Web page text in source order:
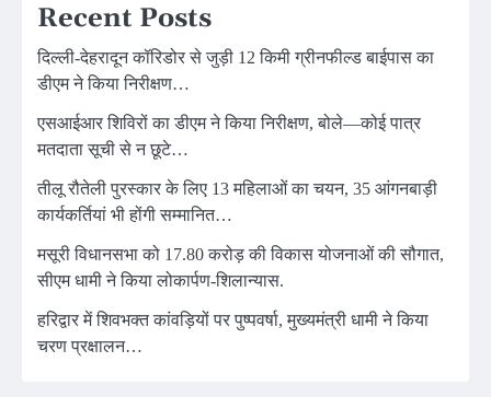
Recent Posts
दिल्ली-देहरादून कॉरिडोर से जुड़ी 12 किमी ग्रीनफील्ड बाईपास का
डीएम ने किया निरीक्षण…
एसआईआर शिविरों का डीएम ने किया निरीक्षण, बोले—कोई पात्र
मतदाता सूची से न छूटे…
तीलू रौतेली पुरस्कार के लिए 13 महिलाओं का चयन, 35 आंगनबाड़ी
कार्यकर्तियां भी होंगी सम्मानित…
मसूरी विधानसभा को 17.80 करोड़ की विकास योजनाओं की सौगात,
सीएम धामी ने किया लोकार्पण-शिलान्यास.
हरिद्वार में शिवभक्त कांवड़ियों पर पुष्पवर्षा, मुख्यमंत्री धामी ने किया
चरण प्रक्षालन…